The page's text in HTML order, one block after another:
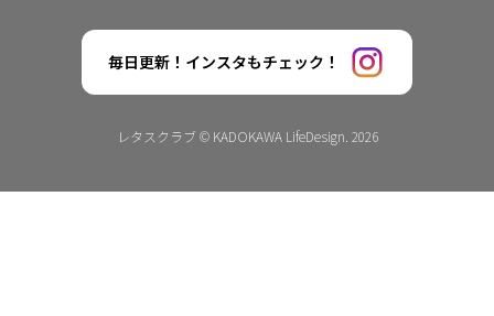
毎日更新！インスタもチェック！
レタスクラブ © KADOKAWA LifeDesign. 2026